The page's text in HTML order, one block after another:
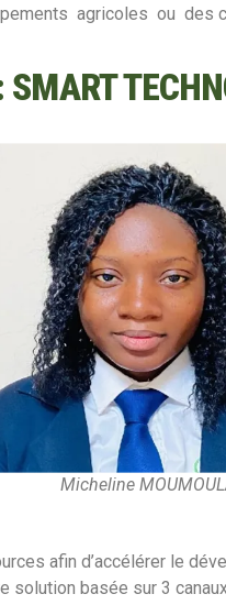
agricoles ou des
Micheline
afin d’accélérer le
basée sur 3